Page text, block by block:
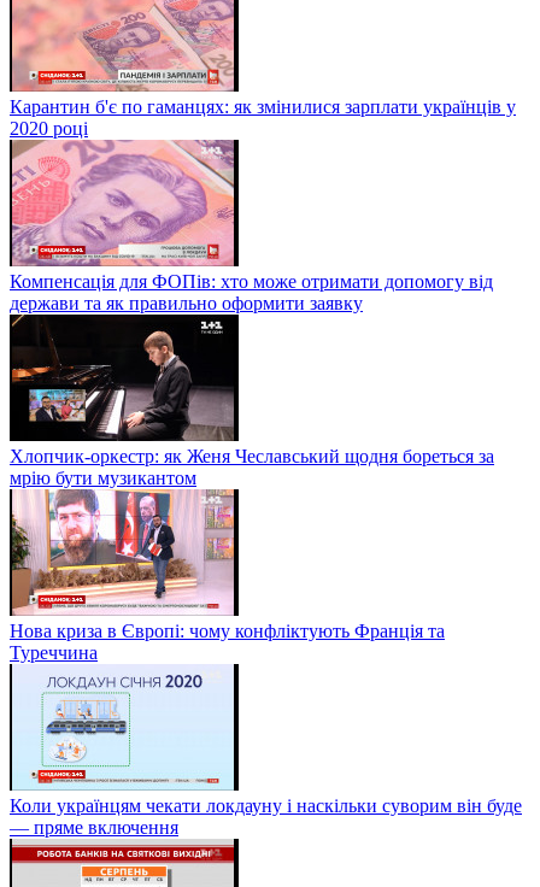
Карантин б'є по гаманцях: як змінилися зарплати українців у
2020 році
Компенсація для ФОПів: хто може отримати допомогу від
держави та як правильно оформити заявку
Хлопчик-оркестр: як Женя Чеславський щодня бореться за
мрію бути музикантом
Нова криза в Європі: чому конфліктують Франція та
Туреччина
Коли українцям чекати локдауну і наскільки суворим він буде
— пряме включення